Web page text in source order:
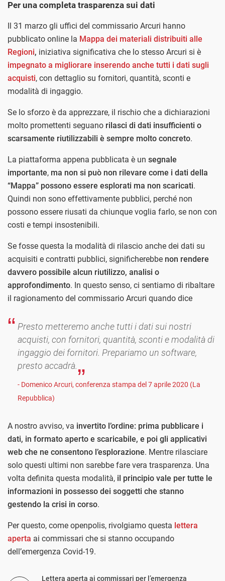
Per una completa trasparenza sui dati
Il 31 marzo gli uffici del commissario Arcuri hanno
pubblicato online la Mappa dei materiali distribuiti alle
Regioni, iniziativa significativa che lo stesso Arcuri si è
impegnato a migliorare inserendo anche tutti i dati sugli
acquisti, con dettaglio su fornitori, quantità, sconti e
modalità di ingaggio.
Se lo sforzo è da apprezzare, il rischio che a dichiarazioni
molto promettenti seguano rilasci di dati insufficienti o
scarsamente riutilizzabili è sempre molto concreto.
La piattaforma appena pubblicata è un segnale
importante, ma non si può non rilevare come i dati della
“Mappa” possono essere esplorati ma non scaricati.
Quindi non sono effettivamente pubblici, perché non
possono essere riusati da chiunque voglia farlo, se non con
costi e tempi insostenibili.
Se fosse questa la modalità di rilascio anche dei dati su
acquisiti e contratti pubblici, significherebbe non rendere
davvero possibile alcun riutilizzo, analisi o
approfondimento. In questo senso, ci sentiamo di ribaltare
il ragionamento del commissario Arcuri quando dice
Presto metteremo anche tutti i dati sui nostri
acquisti, con fornitori, quantità, sconti e modalità di
ingaggio dei fornitori. Prepariamo un software,
presto accadrà.
- Domenico Arcuri, conferenza stampa del 7 aprile 2020 (La
Repubblica)
A nostro avviso, va invertito l’ordine: prima pubblicare i
dati, in formato aperto e scaricabile, e poi gli applicativi
web che ne consentono l’esplorazione. Mentre rilasciare
solo questi ultimi non sarebbe fare vera trasparenza. Una
volta definita questa modalità, il principio vale per tutte le
informazioni in possesso dei soggetti che stanno
gestendo la crisi in corso.
Per questo, come openpolis, rivolgiamo questa lettera
aperta ai commissari che si stanno occupando
dell’emergenza Covid-19.
Lettera aperta ai commissari per l’emergenza